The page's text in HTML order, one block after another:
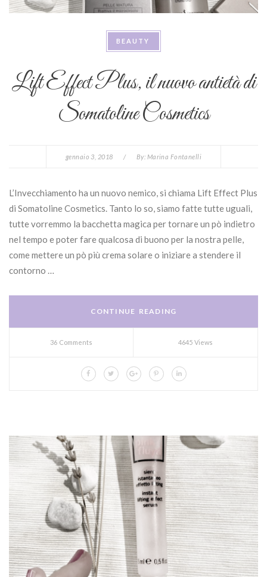
BEAUTY
Lift Effect Plus, il nuovo antietà di
Somatoline Cosmetics
gennaio 3, 2018 / By: Marina Fontanelli
L’Invecchiamento ha un nuovo nemico, si chiama Lift Effect Plus
di Somatoline Cosmetics. Tanto lo so, siamo fatte tutte uguali,
tutte vorremmo la bacchetta magica per tornare un pò indietro
nel tempo e poter fare qualcosa di buono per la nostra pelle,
come mettere un pò più crema solare o iniziare a stendere il
contorno …
CONTINUE READING
36 Comments 4645 Views